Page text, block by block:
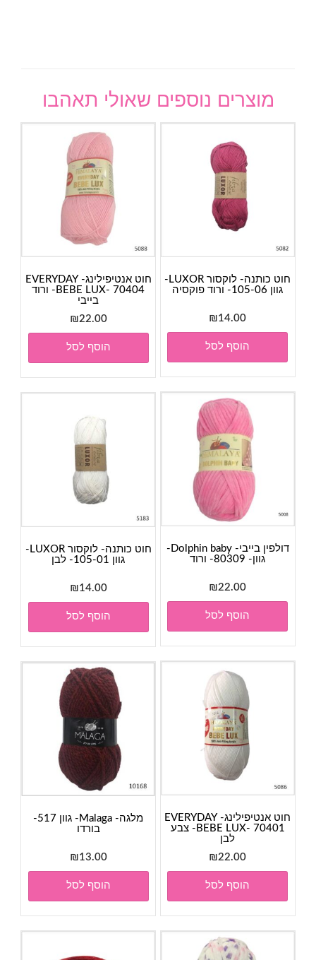
מוצרים נוספים שאולי תאהבו
חוט כותנה- לוקסור LUXOR-
גוון 105-06- ורוד פוקסיה
₪14.00
הוסף לסל
חוט אנטיפילינג- EVERYDAY
BEBE LUX- 70404- ורוד
בייבי
₪22.00
הוסף לסל
דולפין בייבי- Dolphin baby-
גוון- 80309- ורוד
₪22.00
הוסף לסל
חוט כותנה- לוקסור LUXOR-
גוון 105-01- לבן
₪14.00
הוסף לסל
חוט אנטיפילינג- EVERYDAY
BEBE LUX- 70401- צבע
לבן
₪22.00
הוסף לסל
מלגה- Malaga- גוון 517-
בורדו
₪13.00
הוסף לסל